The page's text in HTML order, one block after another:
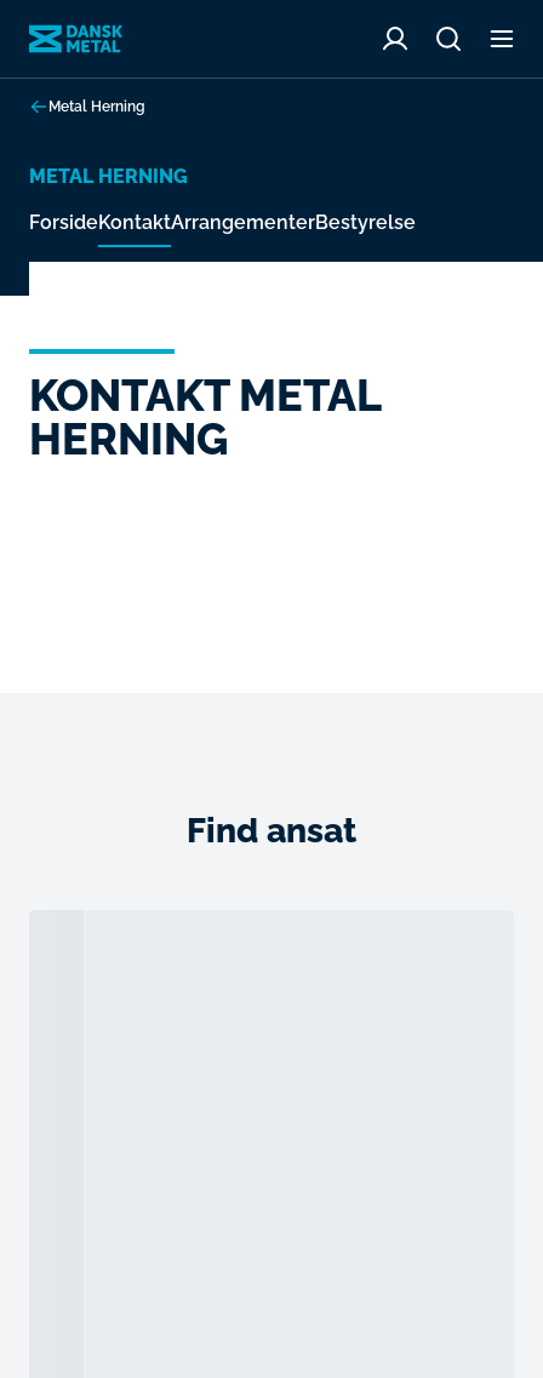
Metal Herning
METAL HERNING
ForsideKontaktArrangementerBestyrelse
KONTAKT METAL
HERNING
Find ansat